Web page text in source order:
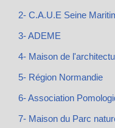
2- C.A.U.E Seine
3- ADEME
4- Maison de
5- Région Normandie
6- Association
7- Maison du Parc